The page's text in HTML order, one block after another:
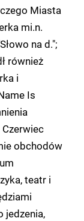
Miasta
mi.n.
na d.";
również
i
Is
obchodów
teatr i
jedzenia,